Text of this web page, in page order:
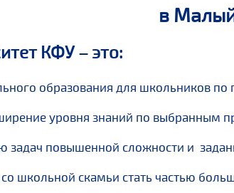
в
КФУ– это:
образования для школьников
уровня знаний по выбранным
задач повышенной сложности и
школьной скамьи стать частью